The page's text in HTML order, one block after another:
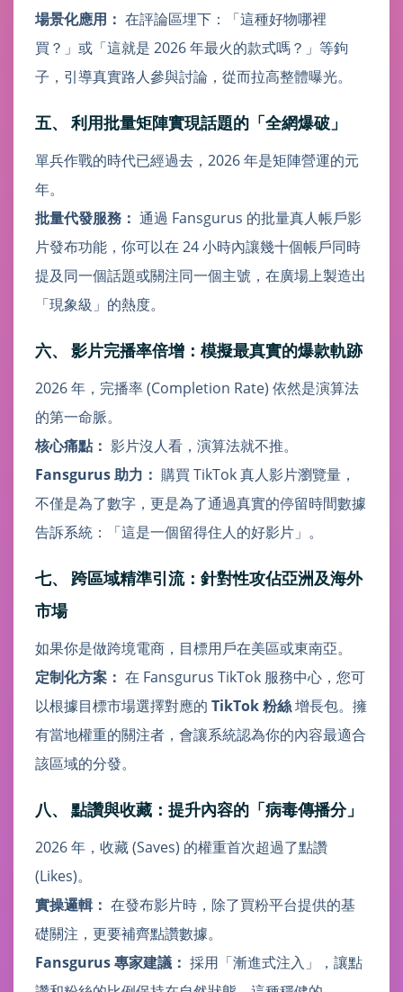
場景化應用： 在評論區埋下：「這種好物哪裡
買？」或「這就是 2026 年最火的款式嗎？」等鉤
子，引導真實路人參與討論，從而拉高整體曝光。
五、 利用批量矩陣實現話題的「全網爆破」
單兵作戰的時代已經過去，2026 年是矩陣營運的元
年。
批量代發服務： 通過 Fansgurus 的批量真人帳戶影
片發布功能，你可以在 24 小時內讓幾十個帳戶同時
提及同一個話題或關注同一個主號，在廣場上製造出
「現象級」的熱度。
六、 影片完播率倍增：模擬最真實的爆款軌跡
2026 年，完播率 (Completion Rate) 依然是演算法
的第一命脈。
核心痛點： 影片沒人看，演算法就不推。
Fansgurus 助力： 購買 TikTok 真人影片瀏覽量，
不僅是為了數字，更是為了通過真實的停留時間數據
告訴系統：「這是一個留得住人的好影片」。
七、 跨區域精準引流：針對性攻佔亞洲及海外
市場
如果你是做跨境電商，目標用戶在美區或東南亞。
定制化方案： 在 Fansgurus TikTok 服務中心，您可
以根據目標市場選擇對應的 TikTok 粉絲增長包。擁
有當地權重的關注者，會讓系統認為你的內容最適合
該區域的分發。
八、 點讚與收藏：提升內容的「病毒傳播分」
2026 年，收藏 (Saves) 的權重首次超過了點讚
(Likes)。
實操邏輯： 在發布影片時，除了買粉平台提供的基
礎關注，更要補齊點讚數據。
Fansgurus 專家建議： 採用「漸進式注入」，讓點